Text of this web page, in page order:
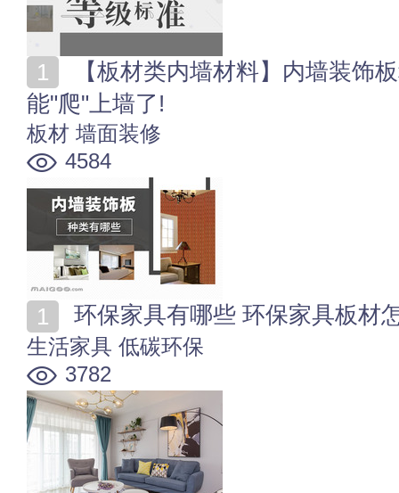
能"爬"上墙了!
板材 墙面装修
4584
环保家具有哪些 环保家具板材
生活家具 低碳环保
3782